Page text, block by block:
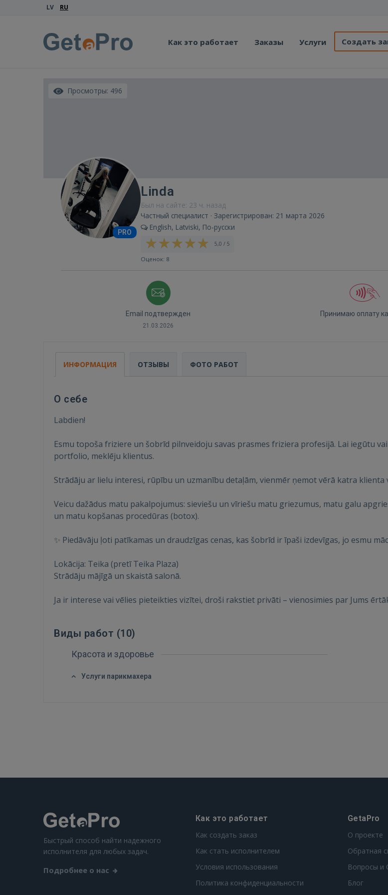
LV RU
Как это работает Заказы Услуги Создать
FACEBOOK
 Sign in with Apple
Просмотры: 496
PRO
Linda
Был на сайте: 23 ч. назад
Частный специалист · Зарегистрирован: 21 марта 2026
English, Latviski, По-русски
5,0 / 5
Оценок: 8
Email подтвержден
21.03.2026
Принимаю оплату
ИНФОРМАЦИЯ ОТЗЫВЫ ФОТО РАБОТ
О себе
Labdien!
Esmu topoša friziere un šobrīd pilnveidoju savas prasmes friziera profesijā. Lai iegūtu
portfolio, meklēju klientus.
Strādāju ar lielu interesi, rūpību un uzmanību detaļām, vienmēr ņemot vērā katra
Veicu dažādus matu pakalpojumus: sieviešu un vīriešu matu griezumus, matu galu
un matu kopšanas procedūras (botox).
✨ Piedāvāju ļoti patīkamas un draudzīgas cenas, kas šobrīd ir īpaši izdevīgas, jo esmu
Lokācija: Teika (pretī Teika Plaza)
Strādāju mājīgā un skaistā salonā.
Ja ir interese vai vēlies pieteikties vizītei, droši rakstiet privāti – vienosimies par Jums
Виды работ (10)
Красота и здоровье
Услуги парикмахера
Быстрый способ найти надежного
исполнителя для любых задач.
Подробнее о нас
Как это работает
Как создать заказ
Как стать исполнителем
Условия использования
Политика конфиденциальности
GetaPro
О проекте
Обратная
Вопросы и
Блог